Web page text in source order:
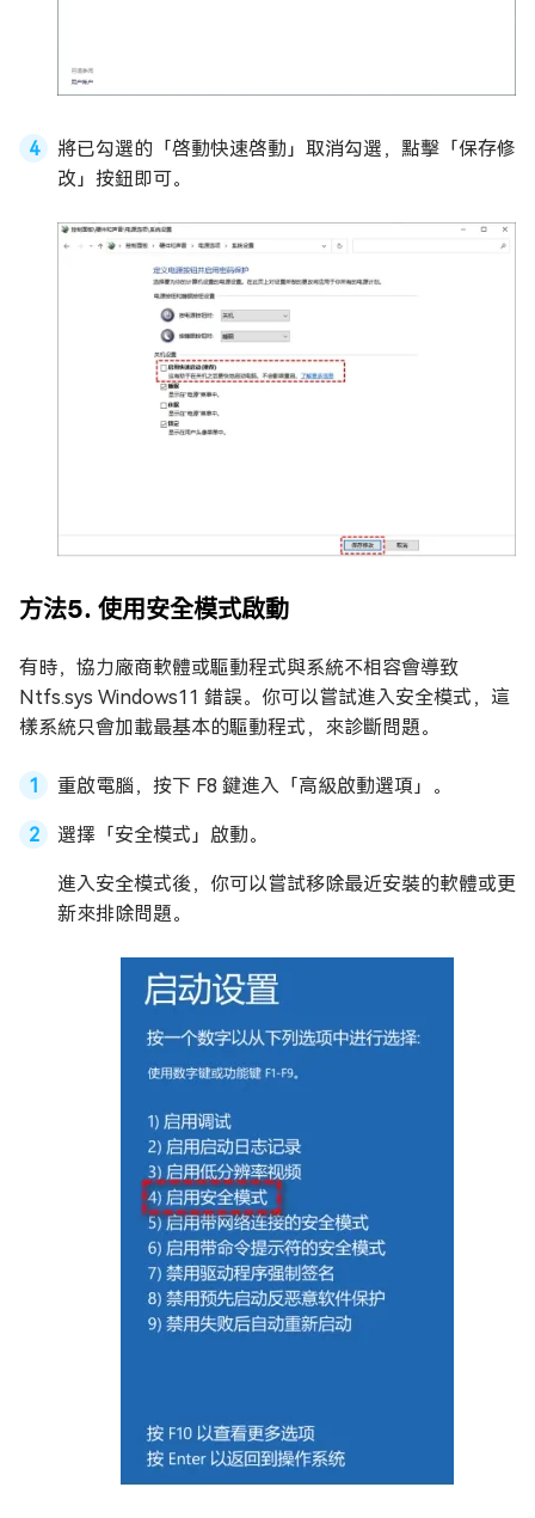
將已勾選的「啓動快速啓動」取消勾選，點擊「保存修
改」按鈕即可。
方法5. 使用安全模式啟動
有時，協力廠商軟體或驅動程式與系統不相容會導致
Ntfs.sys Windows11 錯誤。你可以嘗試進入安全模式，這
樣系統只會加載最基本的驅動程式，來診斷問題。
重啟電腦，按下 F8 鍵進入「高級啟動選項」。
選擇「安全模式」啟動。
進入安全模式後，你可以嘗試移除最近安裝的軟體或更
新來排除問題。